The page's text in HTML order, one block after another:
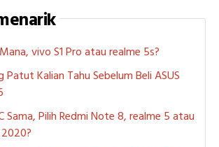
vivo S1 Pro atau realme 5s?
Patut Kalian Tahu Sebelum Beli ASUS
Sama, Pilih Redmi Note 8, realme 5 atau